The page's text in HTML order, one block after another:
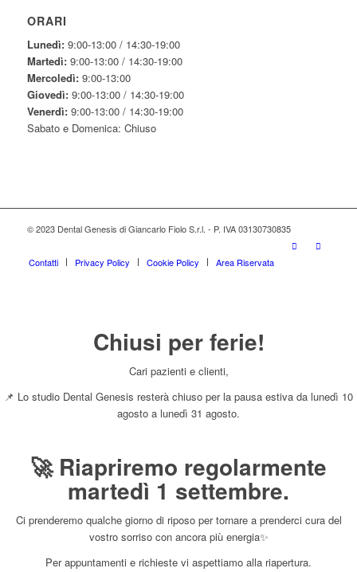
ORARI
Lunedì:9:00-13:00 / 14:30-19:00
Martedì:9:00-13:00 / 14:30-19:00
Mercoledì:9:00-13:00
Giovedì:9:00-13:00 / 14:30-19:00
Venerdì:9:00-13:00 / 14:30-19:00
Sabato e Domenica: Chiuso
© 2023 Dental Genesis di Giancarlo Fiolo S.r.l. - P. IVA 03130730835
Contatti Privacy Policy Cookie Policy Area Riservata
Chiusi per ferie!
Cari pazienti e clienti,
📌 Lo studio Dental Genesis resterà chiuso per la pausa estiva da lunedì 10
agosto a lunedì 31 agosto.
🚀 Riapriremo regolarmente
martedì 1 settembre.
Ci prenderemo qualche giorno di riposo per tornare a prenderci cura del
vostro sorriso con ancora più energia✨
Per appuntamenti e richieste vi aspettiamo alla riapertura.